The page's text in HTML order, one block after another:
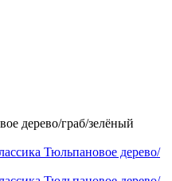
дерево/граб/зелёный